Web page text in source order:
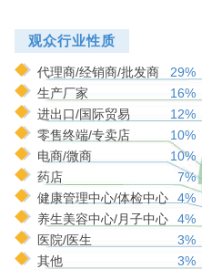
观众行业性质
代理商/经销商/批发商
29%
生产厂家
16%
进出口/国际贸易
12%
零售终端/专卖店
10%
电商/微商
10%
药店
7%
健康管理中心/体检中心
4%
养生美容中心/月子中心
4%
医院/医生
3%
其他
3%